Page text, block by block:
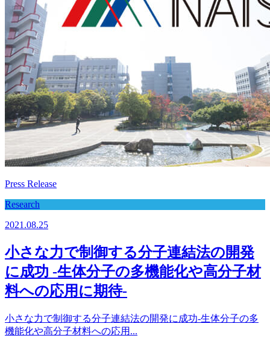
Press Release
Research
2021.08.25
小さな力で制御する分子連結法の開発
に成功 -生体分子の多機能化や高分子材
料への応用に期待-
小さな力で制御する分子連結法の開発に成功-生体分子の多
機能化や高分子材料への応用...